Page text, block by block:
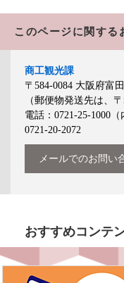
このページに関する
商工観光課
〒584-0084 大阪府富
（郵便物発送先は、
電話：0721-25-1000（
0721-20-2072
メールでのお問い
おすすめコンテ